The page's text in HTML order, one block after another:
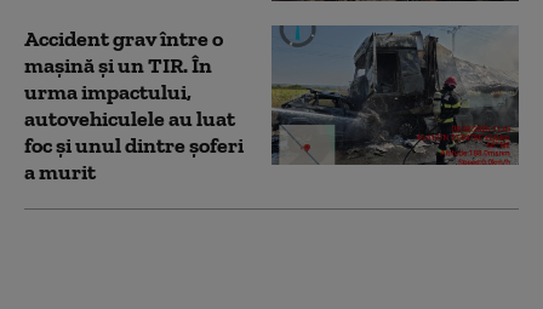
Accident grav între o
mașină și un TIR. În
urma impactului,
autovehiculele au luat
foc și unul dintre șoferi
a murit